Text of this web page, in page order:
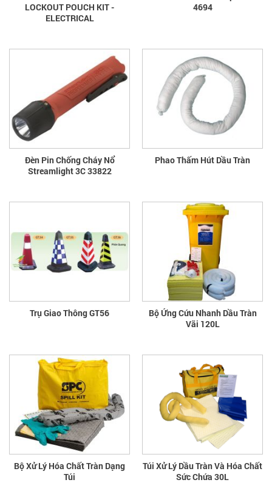
LOCKOUT POUCH KIT -
ELECTRICAL
4694
Đèn Pin Chống Cháy Nổ
Streamlight 3C 33822
Phao Thấm Hút Dầu Tràn
Trụ Giao Thông GT56
Bộ Ứng Cứu Nhanh Dầu Tràn
Vãi 120L
Bộ Xử Lý Hóa Chất Tràn Dạng
Túi
Túi Xử Lý Dầu Tràn Và Hóa Chất
Sức Chứa 30L